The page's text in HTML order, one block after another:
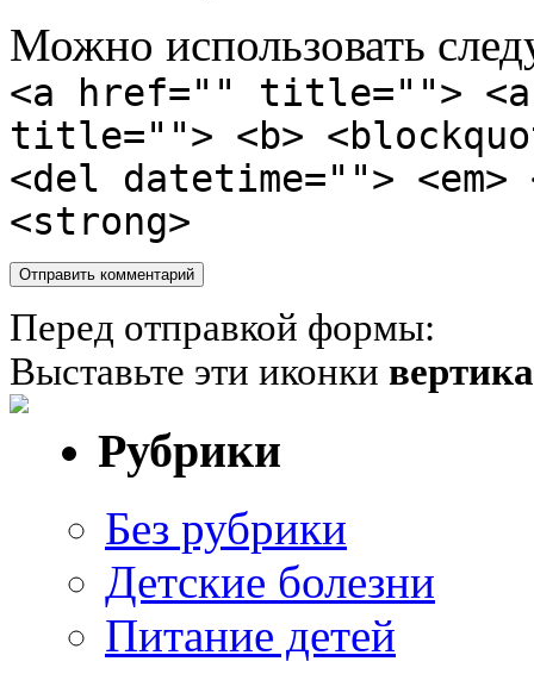
Можно использовать
<a href="" title="">
title=""> <b>
<del datetime="">
<strong>
Перед отправкой формы:
Выставьте эти иконки
Рубрики
Без рубрики
Детские болезни
Питание детей